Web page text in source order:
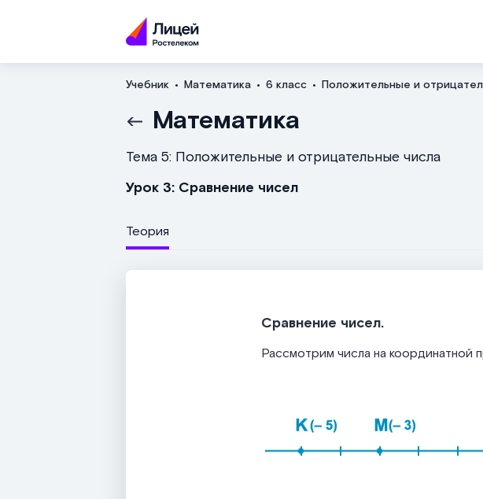
Учебник Математика 6 класс Положительные и
Математика
Тема 5: Положительные и отрицательные числа
Урок 3: Сравнение чисел
Теория
Сравнение чисел.
Рассмотрим числа на координатной